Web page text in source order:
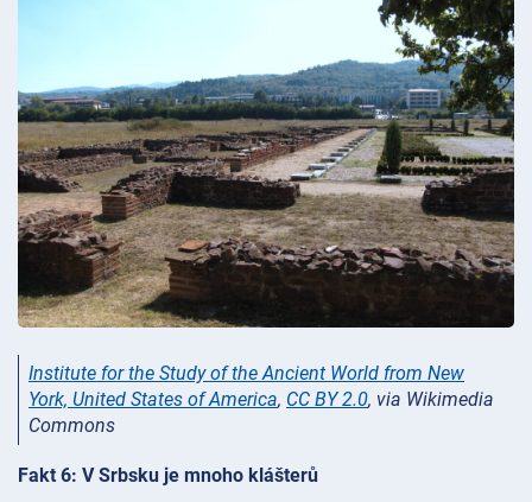
Institute for the Study of the Ancient World from New
York, United States of America, CC BY 2.0, via Wikimedia
Commons
Fakt 6: V Srbsku je mnoho klášterů